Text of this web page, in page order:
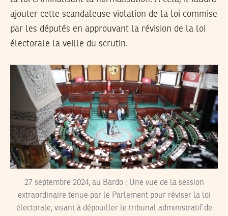
ajouter cette scandaleuse violation de la loi commise
par les députés en approuvant la révision de la loi
électorale la veille du scrutin.
27 septembre 2024, au Bardo : Une vue de la session
extraordinaire tenue par le Parlement pour réviser la loi
électorale, visant à dépouiller le tribunal administratif de